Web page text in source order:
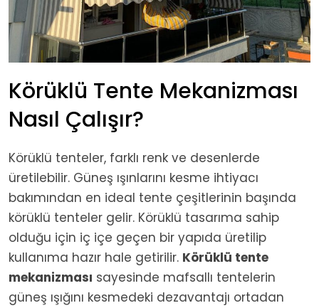
Körüklü Tente Mekanizması
Nasıl Çalışır?
Körüklü tenteler, farklı renk ve desenlerde
üretilebilir. Güneş ışınlarını kesme ihtiyacı
bakımından en ideal tente çeşitlerinin başında
körüklü tenteler gelir. Körüklü tasarıma sahip
olduğu için iç içe geçen bir yapıda üretilip
kullanıma hazır hale getirilir. Körüklü tente
mekanizması sayesinde mafsallı tentelerin
güneş ışığını kesmedeki dezavantajı ortadan